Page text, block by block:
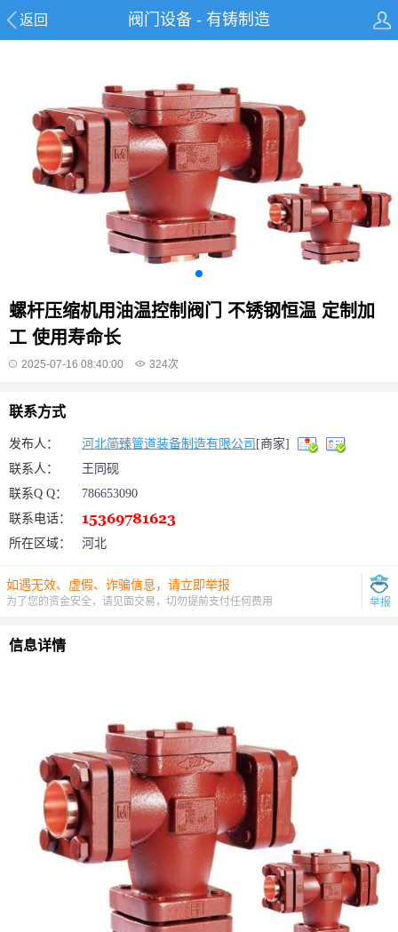
返回 阀门设备 - 有铸制造
螺杆压缩机用油温控制阀门 不锈钢恒温 定制加
工 使用寿命长
2025-07-16 08:40:00 324次
联系方式
发布人： 河北简臻管道装备制造有限公司 [商家]
联系人：
王同砚
联系Q Q：
786653090
联系电话：
所在区域：
河北
如遇无效、虚假、诈骗信息，请立即举报
为了您的资金安全，请见面交易，切勿提前支付任何费用 举报
信息详情